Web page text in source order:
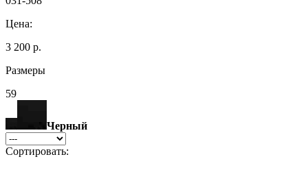
Цена:
3 200 р.
Размеры
59
Черный
Сортировать: